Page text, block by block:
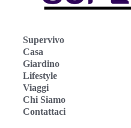
Supervivo
Casa
Giardino
Lifestyle
Viaggi
Chi Siamo
Contattaci